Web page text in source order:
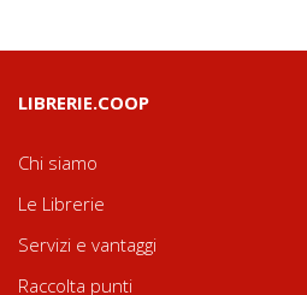
LIBRERIE.COOP
Chi siamo
Le Librerie
Servizi e vantaggi
Raccolta punti